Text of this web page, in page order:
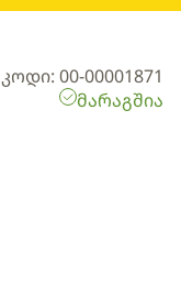
კოდი: 00-00001871
მარაგშია